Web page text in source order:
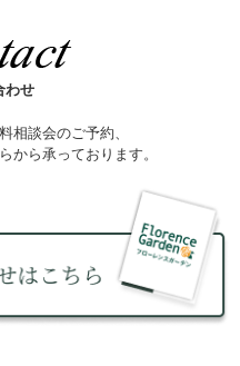
わせ
相談会のご予約、
から承っております。